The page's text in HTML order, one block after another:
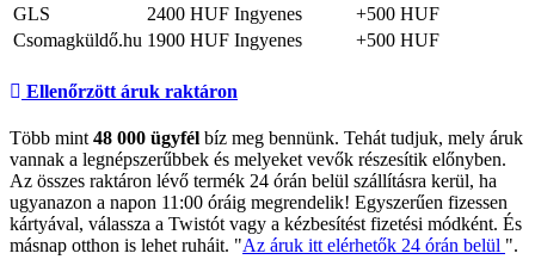
GLS
2400 HUF Ingyenes
+500 HUF
Csomagküldő.hu 1900 HUF Ingyenes +500 HUF
Ellenőrzött áruk raktáron
Több mint 48 000 ügyfél bíz meg bennünk. Tehát tudjuk, mely áruk
vannak a legnépszerűbbek és melyeket vevők részesítik előnyben.
Az összes raktáron lévő termék 24 órán belül szállításra kerül, ha
ugyanazon a napon 11:00 óráig megrendelik! Egyszerűen fizessen
kártyával, válassza a Twistót vagy a kézbesítést fizetési módként. És
másnap otthon is lehet ruháit. "Az áruk itt elérhetők 24 órán belül ".